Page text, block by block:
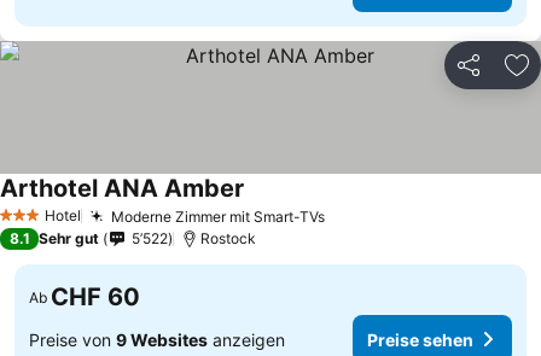
Teilen
3 SterneHotel Moderne Zimmer mit Smart-TVs
Arthotel ANA Amber
8.1 Sehr gut 5’522 Rostock
Ab CHF 60
Preise von 9 Websites anzeigen Preise sehen